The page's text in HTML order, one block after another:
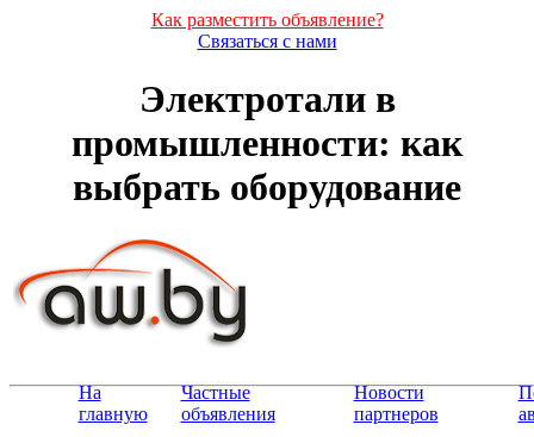
Как разместить объявление?
Связаться с нами
Электротали в
промышленности: как
выбрать оборудование
На
главную
Частные
объявления
Новости
партнеров